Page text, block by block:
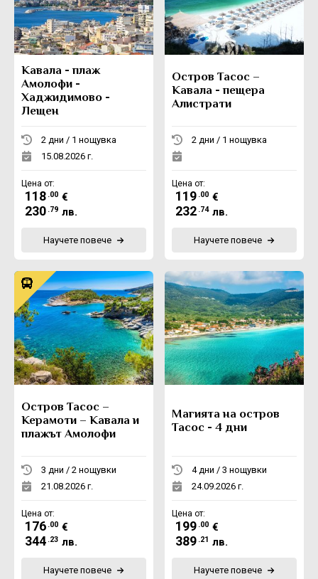
Екскурзии в Румъния
Кавала - плаж
Амолофи -
Хаджидимово -
Лещен
2 дни / 1 нощувка
15.08.2026 г.
Цена от:
118 .00 €
230 .79 лв.
Научете повече
Остров Тасос –
Кавала - пещера
Алистрати
2 дни / 1 нощувка
Цена от:
119 .00 €
232 .74 лв.
Научете повече
Остров Тасос –
Керамоти – Кавала и
плажът Амолофи
3 дни / 2 нощувки
21.08.2026 г.
Цена от:
176 .00 €
344 .23 лв.
Научете повече
Магията на остров
Тасос - 4 дни
4 дни / 3 нощувки
24.09.2026 г.
Цена от:
199 .00 €
389 .21 лв.
Научете повече